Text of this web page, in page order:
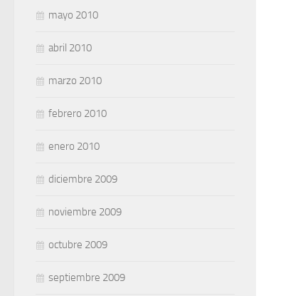
mayo 2010
abril 2010
marzo 2010
febrero 2010
enero 2010
diciembre 2009
noviembre 2009
octubre 2009
septiembre 2009